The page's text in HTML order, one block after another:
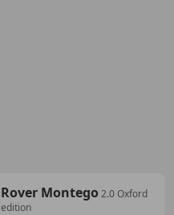
Rover Montego 2.0 Oxford
edition